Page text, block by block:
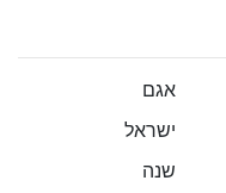
אגם
ישראל
שנה